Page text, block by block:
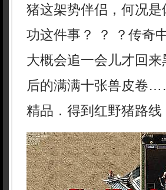
猪这架势伴侣，何况
功这件事？ ？ ？传奇
大概会追一会儿才回
后的满满十张兽皮卷
精品．得到红野猪路